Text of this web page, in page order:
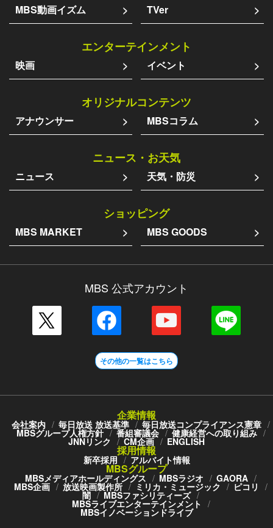
MBS動画イズム TVer
エンターテインメント
映画 イベント
オリジナルコンテンツ
アナウンサー MBSコラム
ニュース・お天気
ニュース 天気・防災
ショッピング
MBS MARKET MBS GOODS
MBS 公式アカウント
その他の一覧はこちら
企業情報
会社案内 毎日放送 放送基準 毎日放送コンプライアンス憲章
MBSグループ人権方針 番組審議会 健康経営への取り組み
JNNリンク CM企画 ENGLISH
採用情報
新卒採用 アルバイト情報
MBSグループ
MBSメディアホールディングス MBSラジオ GAORA
MBS企画 放送映画製作所 ミリカ・ミュージック ピコリ
闇 MBSファシリティーズ
MBSライブエンターテインメント
MBSイノベーションドライブ